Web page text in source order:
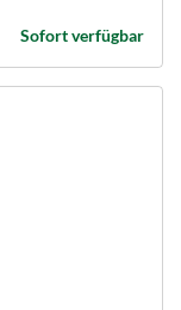
Sofort verfügbar